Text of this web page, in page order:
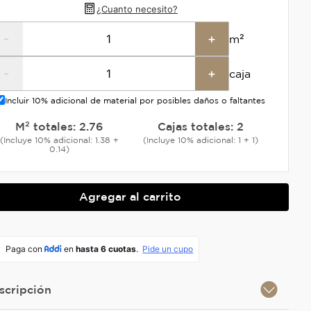
¿Cuanto necesito?
- + m²
- + caja
Incluir 10% adicional de material por posibles daños o faltantes
M² totales: 2.76
(Incluye 10% adicional: 1.38 +
0.14)
Cajas totales: 2
(Incluye 10% adicional: 1 + 1)
Agregar al carrito